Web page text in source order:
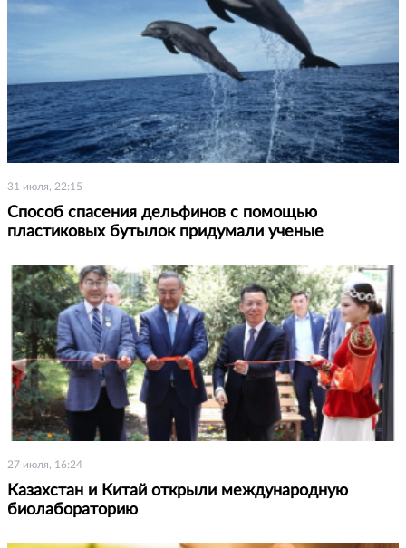
31 июля, 22:15
Способ спасения дельфинов с помощью
пластиковых бутылок придумали ученые
27 июля, 16:24
Казахстан и Китай открыли международную
биолабораторию